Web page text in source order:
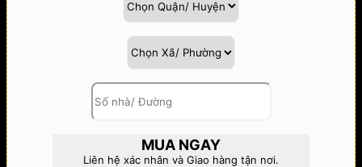
MUA NGAY
Liên hệ xác nhân và Giao hàng tận nơi.